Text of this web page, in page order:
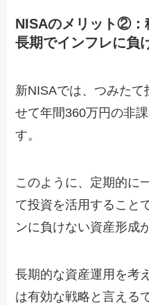
NISAのメリット②：
長期でインフレに負
新NISAでは、つみた
せて年間360万円の非
す。
このように、定期的に
て投資を活用すること
ンに負けない資産形成
長期的な資産運用を考
は有効な戦略と言える